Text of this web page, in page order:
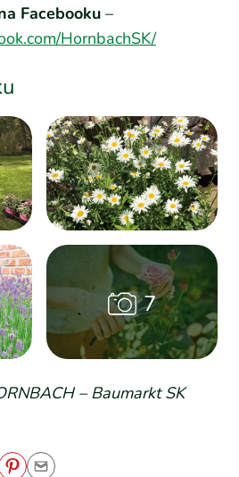
Facebooku –
HornbachSK/
– Baumarkt SK